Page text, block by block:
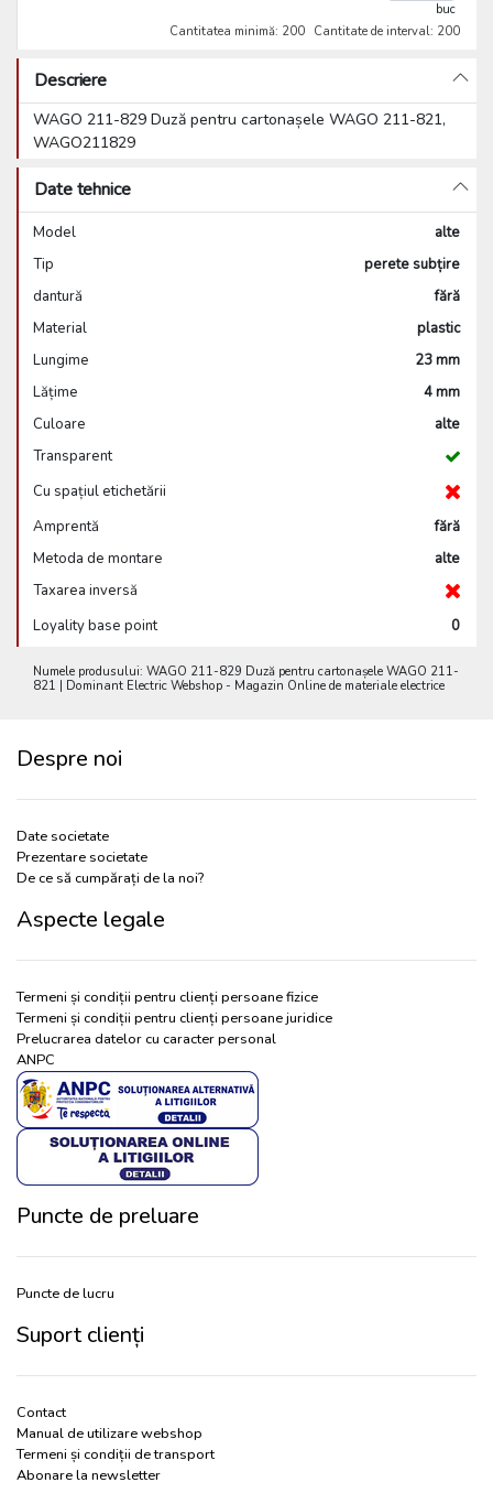
buc
Cantitatea minimă: 200 Cantitate de interval: 200
Descriere
WAGO 211-829 Duză pentru cartonașele WAGO 211-821,
WAGO211829
Date tehnice
Model
alte
Tip
perete subțire
dantură
fără
Material
plastic
Lungime
23 mm
Lățime
4 mm
Culoare
alte
Transparent
Cu spațiul etichetării
Amprentă
fără
Metoda de montare
alte
Taxarea inversă
Loyality base point
0
Numele produsului: WAGO 211-829 Duză pentru cartonașele WAGO 211-
821 | Dominant Electric Webshop - Magazin Online de materiale electrice
Despre noi
Date societate
Prezentare societate
De ce să cumpărați de la noi?
Aspecte legale
Termeni și condiții pentru clienți persoane fizice
Termeni și condiții pentru clienți persoane juridice
Prelucrarea datelor cu caracter personal
ANPC
Puncte de preluare
Puncte de lucru
Suport clienți
Contact
Manual de utilizare webshop
Termeni și condiții de transport
Abonare la newsletter